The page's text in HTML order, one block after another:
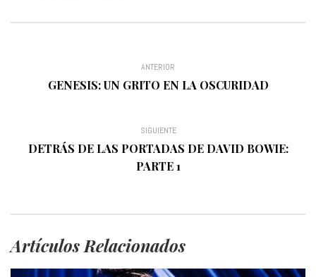
ANTERIOR
GENESIS: UN GRITO EN LA OSCURIDAD
SIGUIENTE
DETRÁS DE LAS PORTADAS DE DAVID BOWIE:
PARTE 1
Artículos Relacionados